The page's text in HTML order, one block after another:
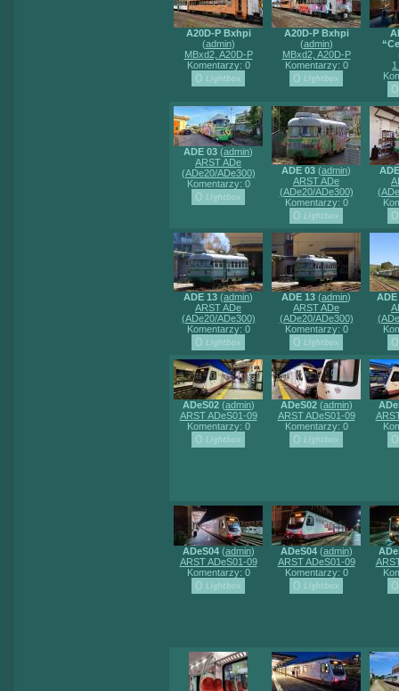
A20D-P Bxhpi
(admin)
MBxd2, A20D-P
Komentarzy: 0
A20D-P Bxhpi
(admin)
MBxd2, A20D-P
Komentarzy: 0
ADE 03 (admin)
ARST ADe
(ADe20/ADe300)
Komentarzy: 0
ADE 03 (admin)
ARST ADe
(ADe20/ADe300)
Komentarzy: 0
ADE 13 (admin)
ARST ADe
(ADe20/ADe300)
Komentarzy: 0
ADE 13 (admin)
ARST ADe
(ADe20/ADe300)
Komentarzy: 0
ADE
ADeS02(admin)
ARST ADeS01-09
Komentarzy: 0
ADeS02(admin)
ARST ADeS01-09
Komentarzy: 0
ADeS04(admin)
ARST ADeS01-09
Komentarzy: 0
ADeS04(admin)
ARST ADeS01-09
Komentarzy: 0